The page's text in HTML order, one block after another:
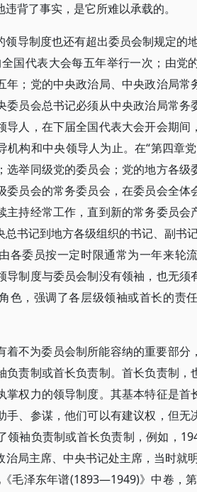
背了事实，是它所难以承载的。
领导制度也还有超出委员会制规定的
国代表大会每五年举行一次；由党
年；党的中央政治局、中央政治局
委员会总书记必须从中央政治局常
导人，在下届全国代表大会开会期间
机构和中央领导人为止。在“第四章
选举同级党的委员会；党的地方各
委员会的常务委员会，在委员会全
主持经常工作，直到新的常务委员
书记到地方各级组织的书记、副书
各委员按一定时限通常为一年来轮
导制度与委员会制没有领袖，也无
色，强调了各层级领袖或首长的责
着不为委员会制所能容纳的重要部
负责制或首长负责制。首长负责制
掌权力的领导制度。其基本特征是首
手、参谋，他们可以有建议权，但
领袖负责制或首长负责制，例如，
局主席、中央书记处主席，当时就
毛泽东年谱(1893—1949)》中卷，